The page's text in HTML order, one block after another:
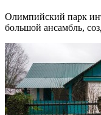
Олимпийский парк
большой ансамбль,